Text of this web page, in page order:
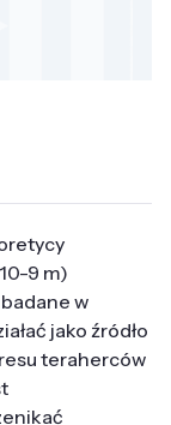
9 m)
w
jako źródło
teraherców